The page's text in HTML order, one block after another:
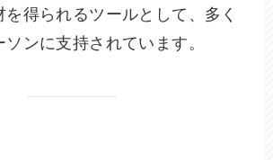
得られるツールとして、多く
ンに支持されています。